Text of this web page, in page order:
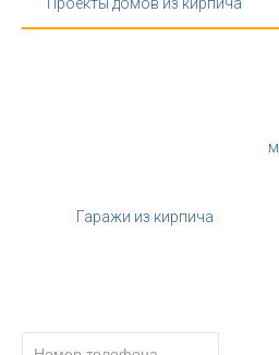
Гаражи из кирпича